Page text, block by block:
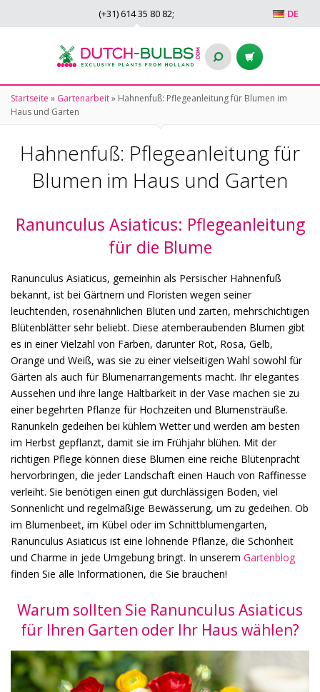
DE
(+31) 614 35 80 82;
Startseite » Gartenarbeit» Hahnenfuß: Pflegeanleitung für Blumen im
Haus und Garten
Hahnenfuß: Pflegeanleitung für
Blumen im Haus und Garten
Ranunculus Asiaticus: Pflegeanleitung
für die Blume
Ranunculus Asiaticus, gemeinhin als Persischer Hahnenfuß
bekannt, ist bei Gärtnern und Floristen wegen seiner
leuchtenden, rosenähnlichen Blüten und zarten, mehrschichtigen
Blütenblätter sehr beliebt. Diese atemberaubenden Blumen gibt
es in einer Vielzahl von Farben, darunter Rot, Rosa, Gelb,
Orange und Weiß, was sie zu einer vielseitigen Wahl sowohl für
Gärten als auch für Blumenarrangements macht. Ihr elegantes
Aussehen und ihre lange Haltbarkeit in der Vase machen sie zu
einer begehrten Pflanze für Hochzeiten und Blumensträuße.
Ranunkeln gedeihen bei kühlem Wetter und werden am besten
im Herbst gepflanzt, damit sie im Frühjahr blühen. Mit der
richtigen Pflege können diese Blumen eine reiche Blütenpracht
hervorbringen, die jeder Landschaft einen Hauch von Raffinesse
verleiht. Sie benötigen einen gut durchlässigen Boden, viel
Sonnenlicht und regelmäßige Bewässerung, um zu gedeihen. Ob
im Blumenbeet, im Kübel oder im Schnittblumengarten,
Ranunculus Asiaticus ist eine lohnende Pflanze, die Schönheit
und Charme in jede Umgebung bringt. In unserem Gartenblog
finden Sie alle Informationen, die Sie brauchen!
Warum sollten Sie Ranunculus Asiaticus
für Ihren Garten oder Ihr Haus wählen?